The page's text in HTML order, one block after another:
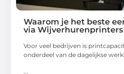
Waarom je het beste
via Wijverhurenprinters
Voor veel bedrijven is
onderdeel van de dagelijkse